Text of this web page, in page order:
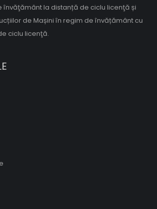
învăţământ la distanță de ciclu licenţă și
de Mașini în regim de învățământ cu
ciclu licenţă.